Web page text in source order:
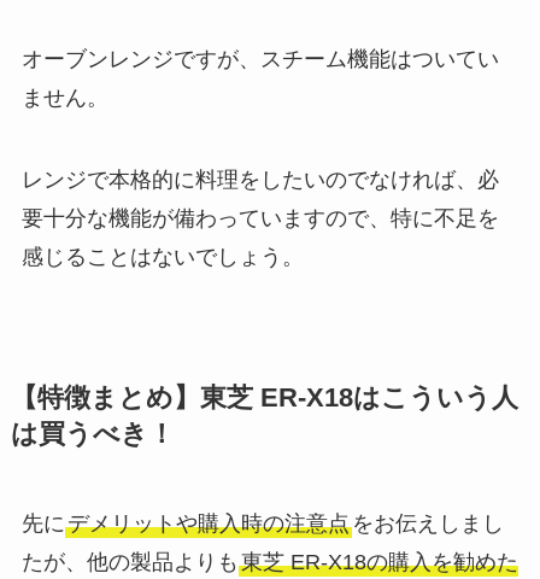
オーブンレンジですが、スチーム機能はついてい
ません。
レンジで本格的に料理をしたいのでなければ、必
要十分な機能が備わっていますので、特に不足を
感じることはないでしょう。
【特徴まとめ】東芝 ER-X18はこういう人
は買うべき！
先にデメリットや購入時の注意点をお伝えしまし
たが、他の製品よりも 東芝 ER-X18の購入を勧めた